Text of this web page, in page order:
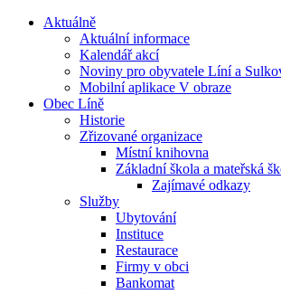
Aktuálně
Aktuální informace
Kalendář akcí
Noviny pro obyvatele Líní a
Mobilní aplikace V obraze
Obec Líně
Historie
Zřizované organizace
Místní knihovna
Základní škola a mateřská
Zajímavé odkazy
Služby
Ubytování
Instituce
Restaurace
Firmy v obci
Bankomat